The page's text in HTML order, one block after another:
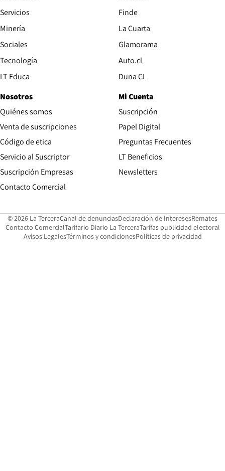
Servicios
Minería
Sociales
Tecnología
LT Educa
Finde
La Cuarta
Glamorama
Auto.clOpens in new window
Duna CLOpens in new window
Nosotros
Quiénes somos
Venta de suscripciones
Código de etica Opens in new window
Servicio al Suscriptor
Suscripción Empresas
Contacto ComercialOpens in new window
Mi Cuenta
Suscripción
Papel DigitalOpens in new
Preguntas Frecuentes
LT Beneficios
Newsletters
© 2026 La TerceraCanal de denunciasOpens in new window
Declaración de InteresesOpens in
Remates
Contacto ComercialOpens in new window
Tarifario Diario La TerceraOpens in new window
Tarifas publicidad electoral
Avisos LegalesOpens in new window
Términos y condicionesPolíticas de privacidad